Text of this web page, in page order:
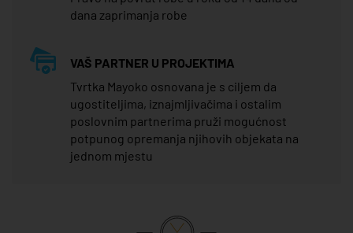
dana zaprimanja robe
VAŠ PARTNER U PROJEKTIMA
Tvrtka Mayoko osnovana je s ciljem da
ugostiteljima, iznajmljivačima i ostalim
poslovnim partnerima pruži mogućnost
potpunog opremanja njihovih objekata na
jednom mjestu